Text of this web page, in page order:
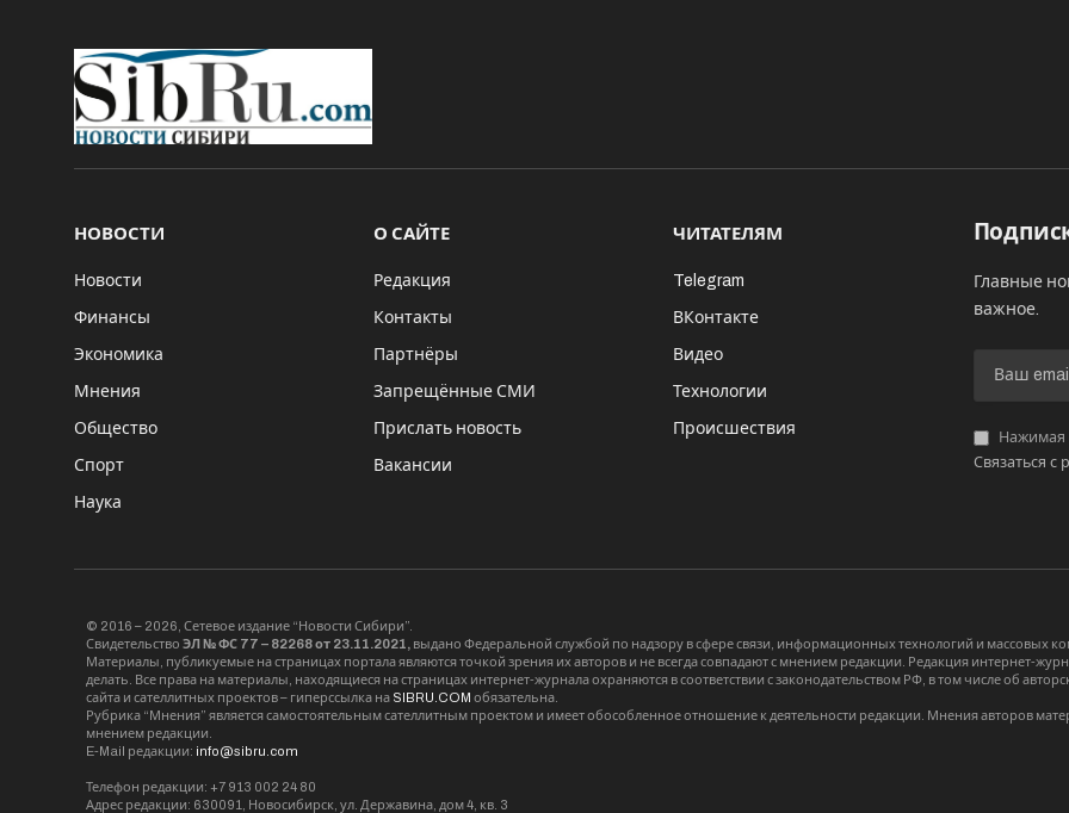
НОВОСТИ
Новости
Финансы
Экономика
Мнения
Общество
Спорт
Наука
О САЙТЕ
Редакция
Контакты
Партнёры
Запрещённые СМИ
Прислать новость
Вакансии
ЧИТАТЕЛЯМ
Telegram
ВКонтакте
Видео
Технологии
Происшествия
Главные
важное.
Нажимая
Связаться с
© 2016 – 2026, Сетевое издание “Новости Сибири”.
Свидетельство ЭЛ № ФС 77 – 82268 от 23.11.2021, выдано Федеральной службой по надзору в сфере связи, информационных технологий и массовых
Материалы, публикуемые на страницах портала являются точкой зрения их авторов и не всегда совпадают с мнением редакции. Редакция интернет-
делать. Все права на материалы, находящиеся на страницах интернет-журнала охраняются в соответствии с законодательством РФ, в том числе об
сайта и сателлитных проектов – гиперссылка на SIBRU.COM обязательна.
Рубрика “Мнения” является самостоятельным сателлитным проектом и имеет обособленное отношение к деятельности редакции. Мнения авторов
мнением редакции.
E-Mail редакции: info@sibru.com
Телефон редакции: +7 913 002 24 80
Адрес редакции: 630091, Новосибирск, ул. Державина, дом 4, кв. 3